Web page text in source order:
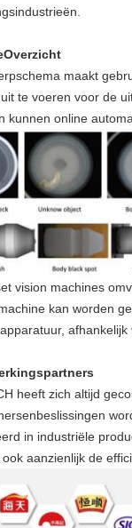
Overzicht
maakt
te voeren voor de
kunnen online
vision machines
kan worden
heeft zich altijd
in industriële
aanzienlijk de